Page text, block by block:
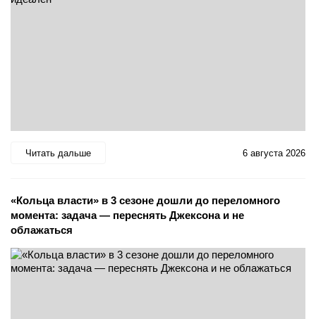
Читать дальше 6 августа 2026
«Кольца власти» в 3 сезоне дошли до переломного
момента: задача — переснять Джексона и не
облажаться